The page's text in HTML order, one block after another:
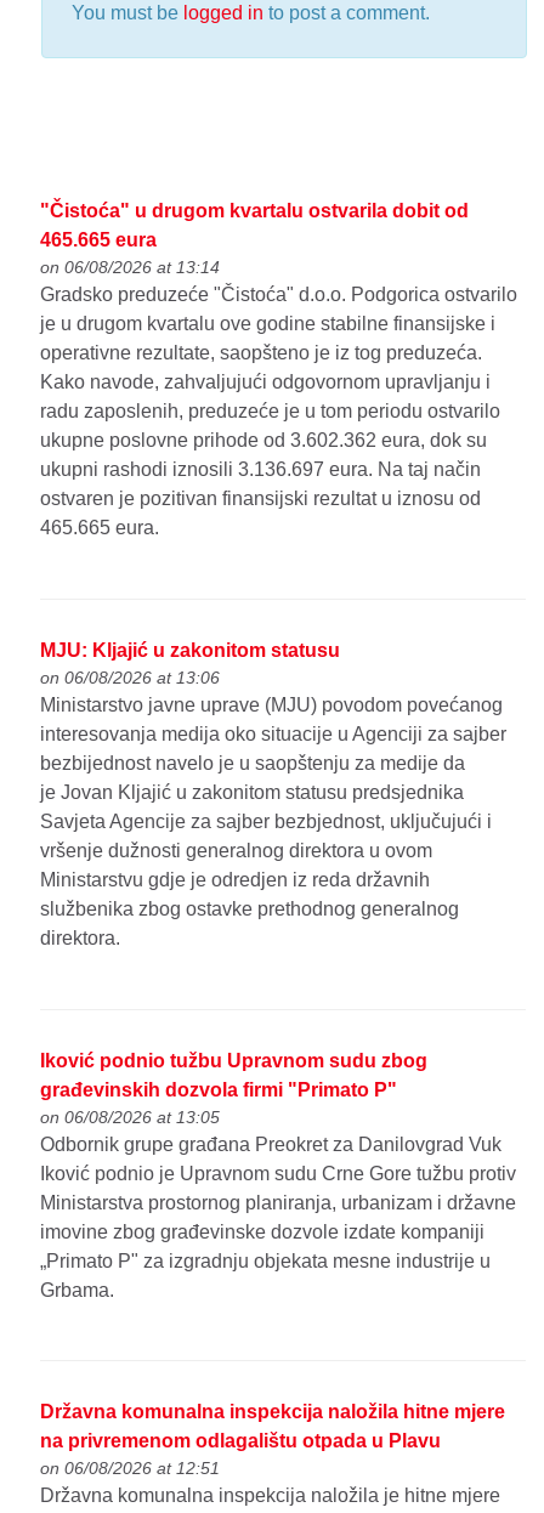
You must be logged in to post a comment.
"Čistoća" u drugom kvartalu ostvarila dobit od
465.665 eura
on 06/08/2026 at 13:14
Gradsko preduzeće "Čistoća" d.o.o. Podgorica ostvarilo
je u drugom kvartalu ove godine stabilne finansijske i
operativne rezultate, saopšteno je iz tog preduzeća.
Kako navode, zahvaljujući odgovornom upravljanju i
radu zaposlenih, preduzeće je u tom periodu ostvarilo
ukupne poslovne prihode od 3.602.362 eura, dok su
ukupni rashodi iznosili 3.136.697 eura. Na taj način
ostvaren je pozitivan finansijski rezultat u iznosu od
465.665 eura.
MJU: Kljajić u zakonitom statusu
on 06/08/2026 at 13:06
Ministarstvo javne uprave (MJU) povodom povećanog
interesovanja medija oko situacije u Agenciji za sajber
bezbijednost navelo je u saopštenju za medije da
je Jovan Kljajić u zakonitom statusu predsjednika
Savjeta Agencije za sajber bezbjednost, uključujući i
vršenje dužnosti generalnog direktora u ovom
Ministarstvu gdje je odredjen iz reda državnih
službenika zbog ostavke prethodnog generalnog
direktora.
Iković podnio tužbu Upravnom sudu zbog
građevinskih dozvola firmi "Primato P"
on 06/08/2026 at 13:05
Odbornik grupe građana Preokret za Danilovgrad Vuk
Iković podnio je Upravnom sudu Crne Gore tužbu protiv
Ministarstva prostornog planiranja, urbanizam i državne
imovine zbog građevinske dozvole izdate kompaniji
„Primato P" za izgradnju objekata mesne industrije u
Grbama.
Državna komunalna inspekcija naložila hitne mjere
na privremenom odlagalištu otpada u Plavu
on 06/08/2026 at 12:51
Državna komunalna inspekcija naložila je hitne mjere